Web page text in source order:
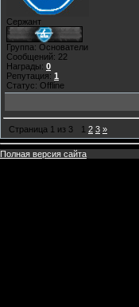
Сержант
Группа: Основатели
Сообщений: 22
Награды: 0
Репутация: 1
Статус: Offline
Страница 1 из 3 1 2 3 »
Полная версия сайта